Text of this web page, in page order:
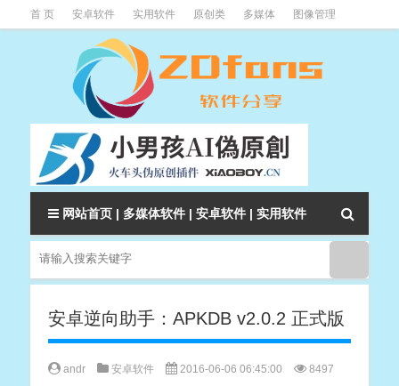
首 页 安卓软件 实用软件 原创类 多媒体 图像管理
下载类
网站首页 | 多媒体软件 | 安卓软件 | 实用软件
安卓逆向助手：APKDB v2.0.2 正式版
andr 安卓软件 2016-06-06 06:45:00 8497